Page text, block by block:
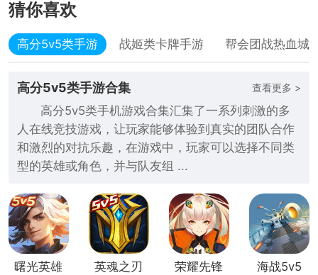
猜你喜欢
高分5v5类手游 战姬类卡牌手游 帮会团战热血城
高分5v5类手游合集 查看更多 >
高分5v5类手机游戏合集汇集了一系列刺激的多
人在线竞技游戏，让玩家能够体验到真实的团队合作
和激烈的对抗乐趣，在游戏中，玩家可以选择不同类
型的英雄或角色，并与队友组 ...
曙光英雄
英魂之刃
荣耀先锋
海战5v5